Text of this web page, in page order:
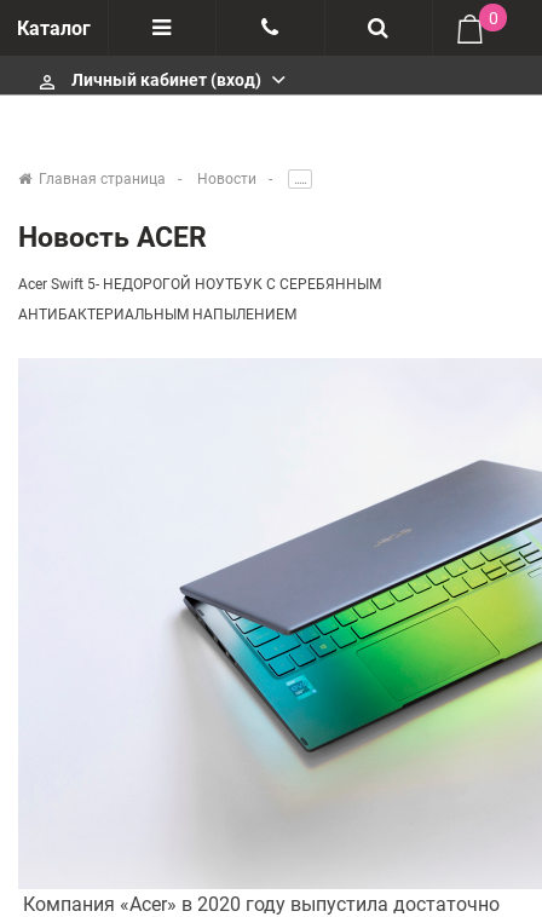
Каталог
Отзывы
Гарантия
+375447430404
infobelm.by@yandex.ru
0
perm_identity Личный кабинет (вход)
Главная страница Новости .....
Новость ACER
Acer Swift 5- НЕДОРОГОЙ НОУТБУК С СЕРЕБЯННЫМ
АНТИБАКТЕРИАЛЬНЫМ НАПЫЛЕНИЕМ
Компания «Acer» в 2020 году выпустила достаточно